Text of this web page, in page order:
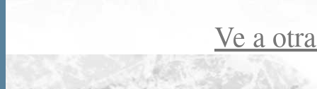
Ve a